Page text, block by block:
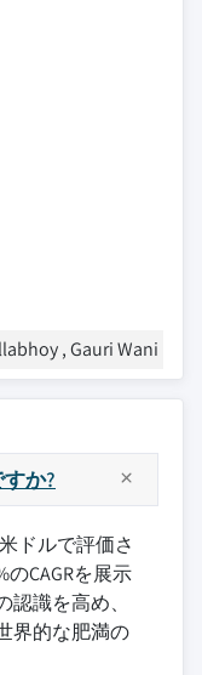
, Gauri Wani
か?
ドルで評価さ
CAGRを展示
識を高め、
界的な肥満の